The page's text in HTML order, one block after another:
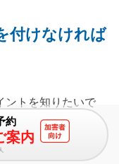
付けなければ
ントを知りたいで
約
案内